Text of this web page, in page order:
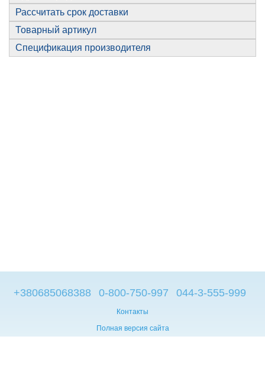
Рассчитать срок доставки
Товарный артикул
Спецификация производителя
+380685068388 0-800-750-997 044-3-555-999
Контакты
Полная версия сайта